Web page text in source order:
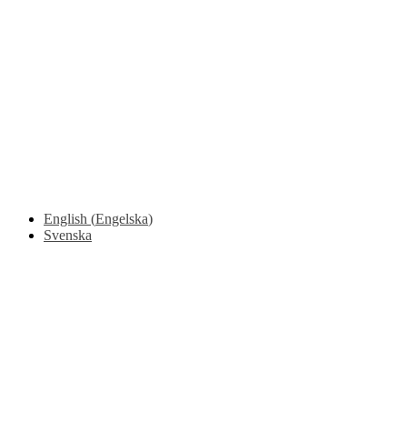
English (Engelska)
Svenska